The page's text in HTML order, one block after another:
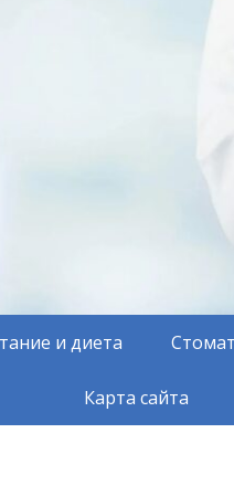
и диета
Карта сайта